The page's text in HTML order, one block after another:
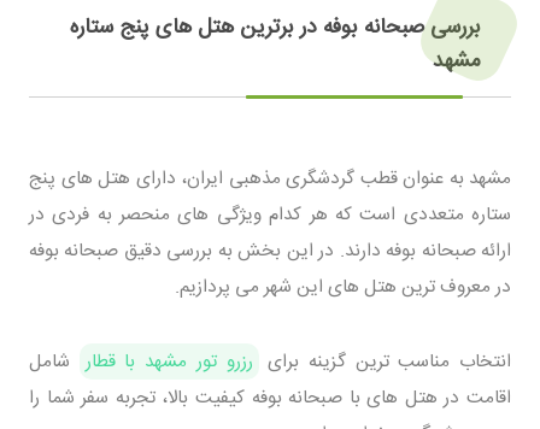
بررسی صبحانه بوفه در برترین هتل های پنج ستاره
مشهد
مشهد به عنوان قطب گردشگری مذهبی ایران، دارای هتل های پنج
ستاره متعددی است که هر کدام ویژگی های منحصر به فردی در
ارائه صبحانه بوفه دارند. در این بخش به بررسی دقیق صبحانه بوفه
در معروف ترین هتل های این شهر می پردازیم.
انتخاب مناسب ترین گزینه برای رزرو تور مشهد با قطار شامل
اقامت در هتل های با صبحانه بوفه کیفیت بالا، تجربه سفر شما را